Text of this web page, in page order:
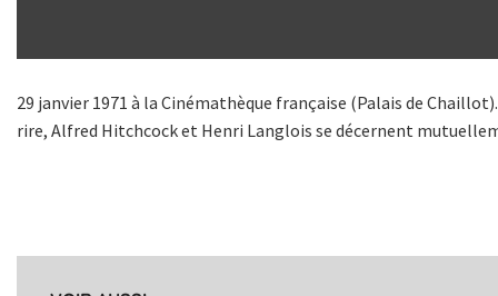
29 janvier 1971 à la Cinémathèque française (Palais de
rire, Alfred Hitchcock et Henri Langlois se décernent